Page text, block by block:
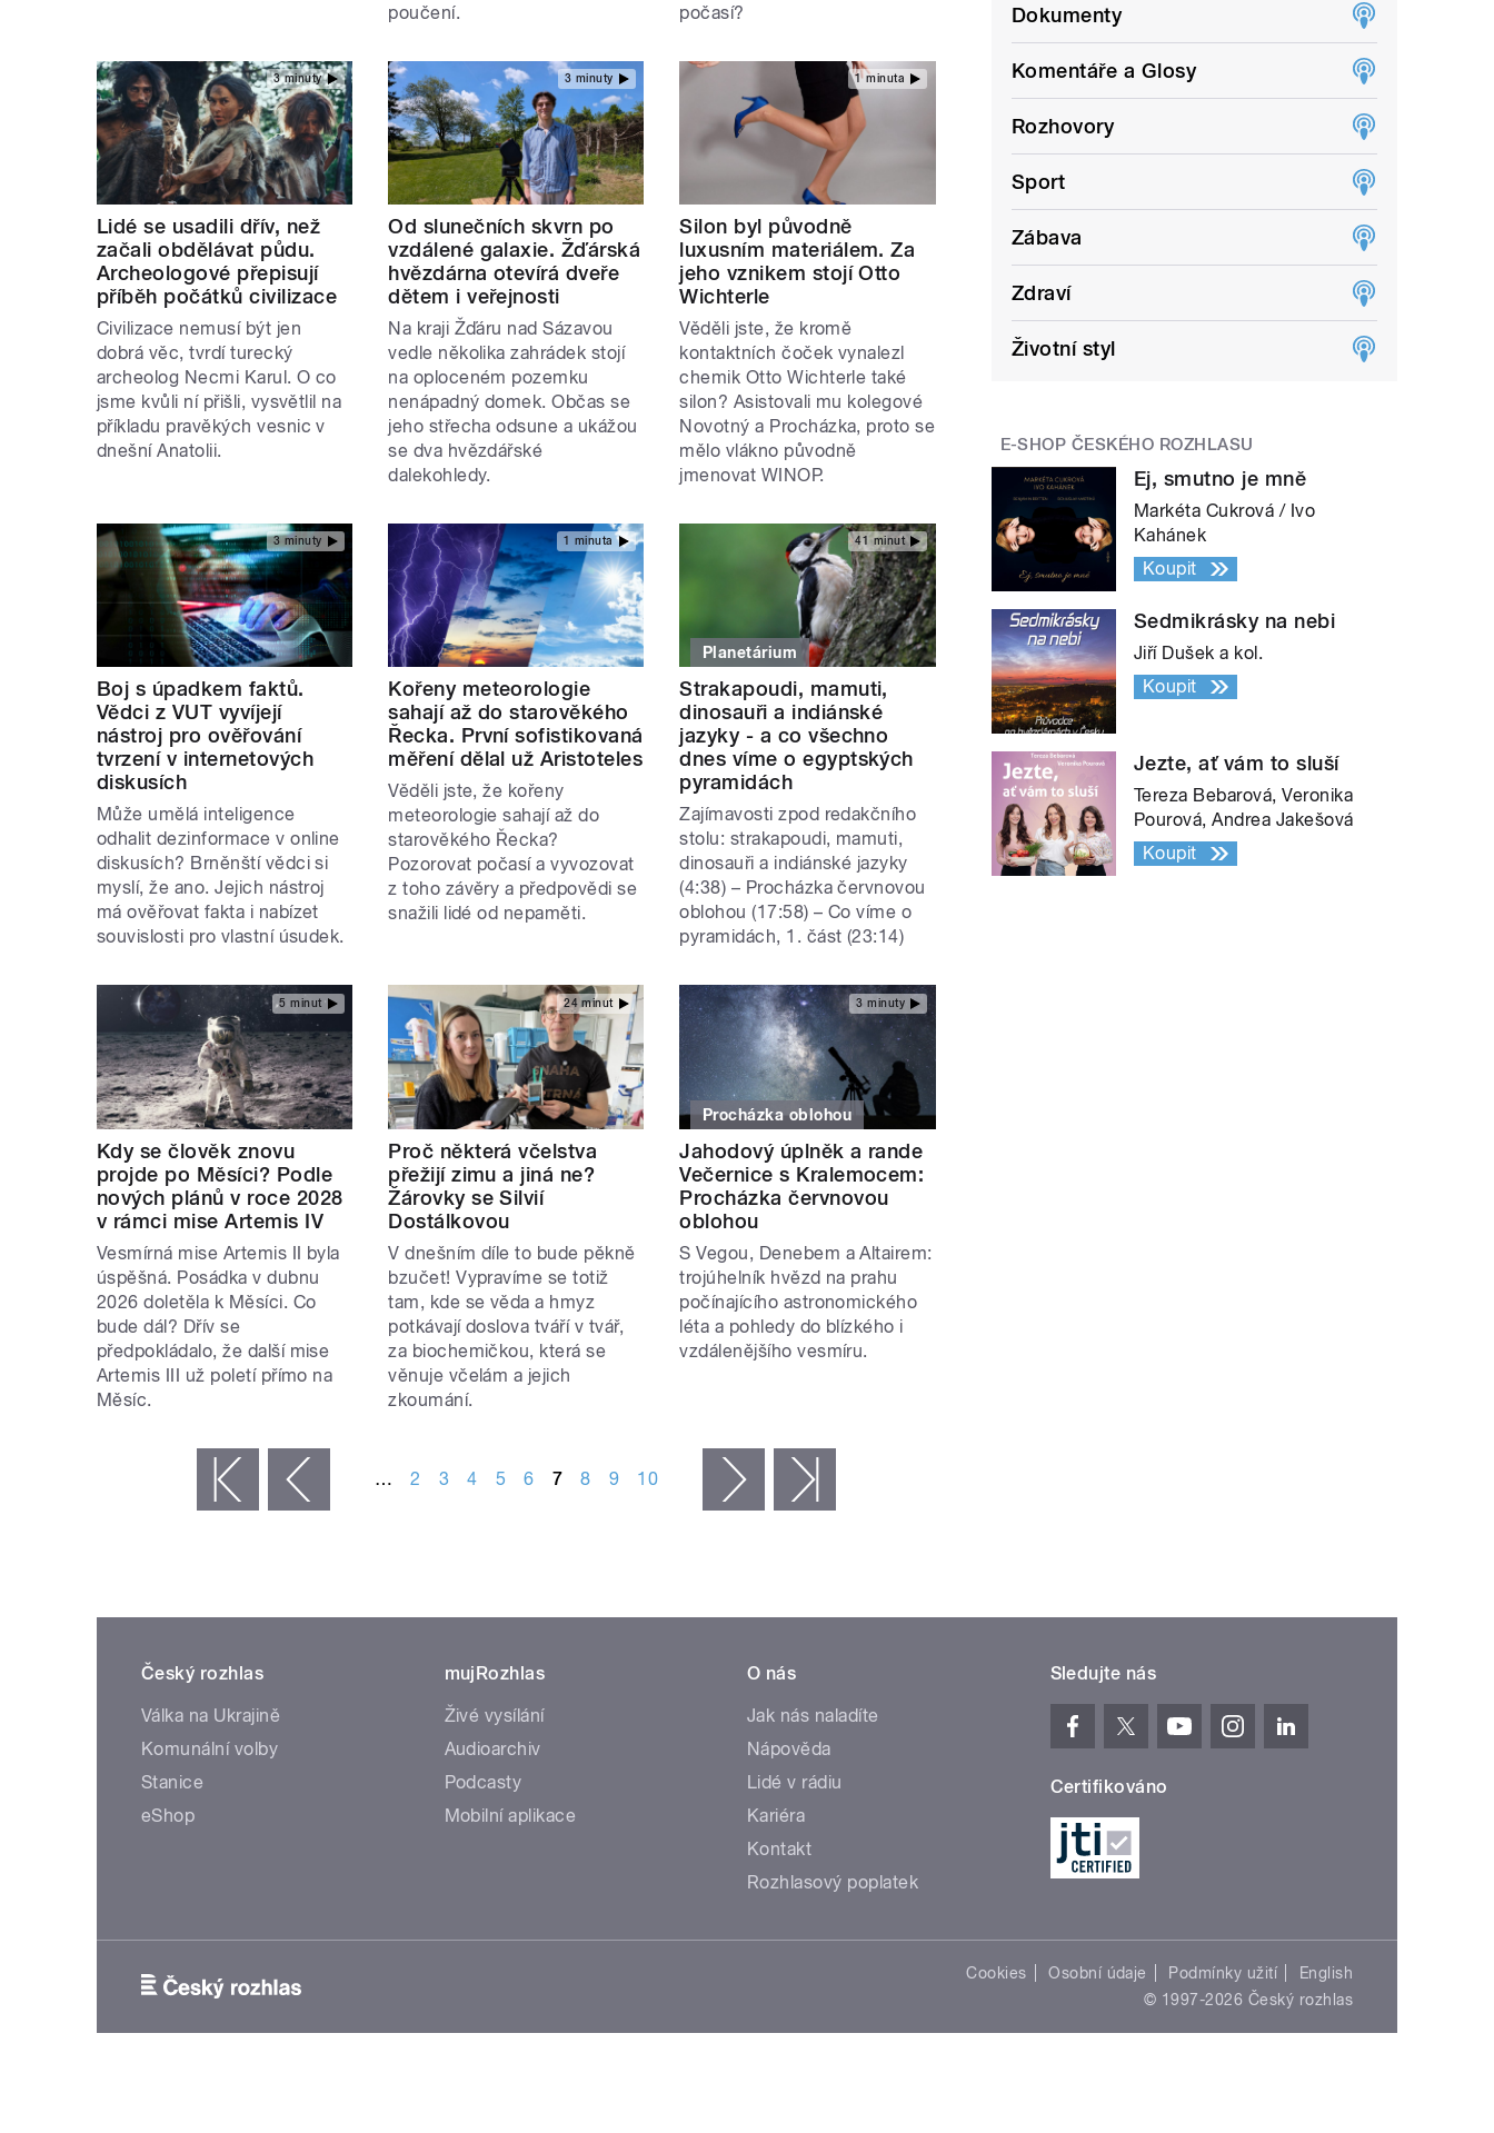
poučení.
počasí?
3 minuty
Lidé se usadili dřív, než
začali obdělávat půdu.
Archeologové přepisují
příběh počátků civilizace
Civilizace nemusí být jen
dobrá věc, tvrdí turecký
archeolog Necmi Karul. O co
jsme kvůli ní přišli, vysvětlil na
příkladu pravěkých vesnic v
dnešní Anatolii.
3 minuty
Od slunečních skvrn po
vzdálené galaxie. Žďárská
hvězdárna otevírá dveře
dětem i veřejnosti
Na kraji Žďáru nad Sázavou
vedle několika zahrádek stojí
na oploceném pozemku
nenápadný domek. Občas se
jeho střecha odsune a ukážou
se dva hvězdářské
dalekohledy.
1 minuta
Silon byl původně
luxusním materiálem. Za
jeho vznikem stojí Otto
Wichterle
Věděli jste, že kromě
kontaktních čoček vynalezl
chemik Otto Wichterle také
silon? Asistovali mu kolegové
Novotný a Procházka, proto se
mělo vlákno původně
jmenovat WINOP.
3 minuty
Boj s úpadkem faktů.
Vědci z VUT vyvíjejí
nástroj pro ověřování
tvrzení v internetových
diskusích
Může umělá inteligence
odhalit dezinformace v online
diskusích? Brněnští vědci si
myslí, že ano. Jejich nástroj
má ověřovat fakta i nabízet
souvislosti pro vlastní úsudek.
1 minuta
Kořeny meteorologie
sahají až do starověkého
Řecka. První sofistikovaná
měření dělal už Aristoteles
Věděli jste, že kořeny
meteorologie sahají až do
starověkého Řecka?
Pozorovat počasí a vyvozovat
z toho závěry a předpovědi se
snažili lidé od nepaměti.
41 minut
Planetárium
Strakapoudi, mamuti,
dinosauři a indiánské
jazyky - a co všechno
dnes víme o egyptských
pyramidách
Zajímavosti zpod redakčního
stolu: strakapoudi, mamuti,
dinosauři a indiánské jazyky
(4:38) – Procházka červnovou
oblohou (17:58) – Co víme o
pyramidách, 1. část (23:14)
5 minut
Kdy se člověk znovu
projde po Měsíci? Podle
nových plánů v roce 2028
v rámci mise Artemis IV
Vesmírná mise Artemis II byla
úspěšná. Posádka v dubnu
2026 doletěla k Měsíci. Co
bude dál? Dřív se
předpokládalo, že další mise
Artemis III už poletí přímo na
Měsíc.
24 minut
Proč některá včelstva
přežijí zimu a jiná ne?
Žárovky se Silvií
Dostálkovou
V dnešním díle to bude pěkně
bzučet! Vypravíme se totiž
tam, kde se věda a hmyz
potkávají doslova tváří v tvář,
za biochemičkou, která se
věnuje včelám a jejich
zkoumání.
3 minuty
Procházka oblohou
Jahodový úplněk a rande
Večernice s Kralemocem:
Procházka červnovou
oblohou
S Vegou, Denebem a Altairem:
trojúhelník hvězd na prahu
počínajícího astronomického
léta a pohledy do blízkého i
vzdálenějšího vesmíru.
‹ předchozí … 2 3 4 5 6 7 8 9 10 následující ›
Dokumenty
Komentáře a Glosy
Rozhovory
Sport
Zábava
Zdraví
Životní styl
E-SHOP ČESKÉHO ROZHLASU
Ej, smutno je mně
Markéta Cukrová / Ivo
Kahánek
Koupit
Sedmikrásky na nebi
Jiří Dušek a kol.
Koupit
Jezte, ať vám to sluší
Tereza Bebarová, Veronika
Pourová, Andrea Jakešová
Koupit
Český rozhlas
Válka na Ukrajině
Komunální volby
Stanice
eShop
mujRozhlas
Živé vysílání
Audioarchiv
Podcasty
Mobilní aplikace
O nás
Jak nás naladíte
Nápověda
Lidé v rádiu
Kariéra
Kontakt
Rozhlasový poplatek
Sledujte nás
Certifikováno
Cookies Osobní údaje Podmínky užití
English
© 1997-2026 Český rozhlas